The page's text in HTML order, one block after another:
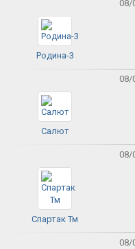
08/
Родина-3
08/
Салют
08/
Спартак Тм
08/